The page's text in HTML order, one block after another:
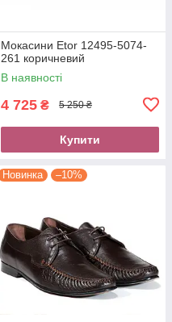
Мокасини Etor 12495-5074-
261 коричневий
В наявності
4 725 ₴ 5 250 ₴
Купити
Новинка –10%